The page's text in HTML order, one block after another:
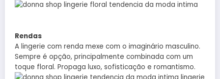
Rendas
A lingerie com renda mexe com o imaginário masculino.
Sempre é opção, principalmente combinada com um
toque floral. Propaga luxo, sofisticação e romantismo.